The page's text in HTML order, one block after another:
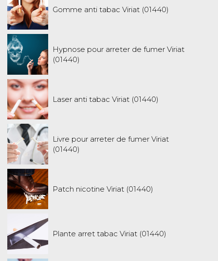
Gomme anti tabac Viriat (01440)
Hypnose pour arreter de fumer Viriat
(01440)
Laser anti tabac Viriat (01440)
Livre pour arreter de fumer Viriat
(01440)
Patch nicotine Viriat (01440)
Plante arret tabac Viriat (01440)